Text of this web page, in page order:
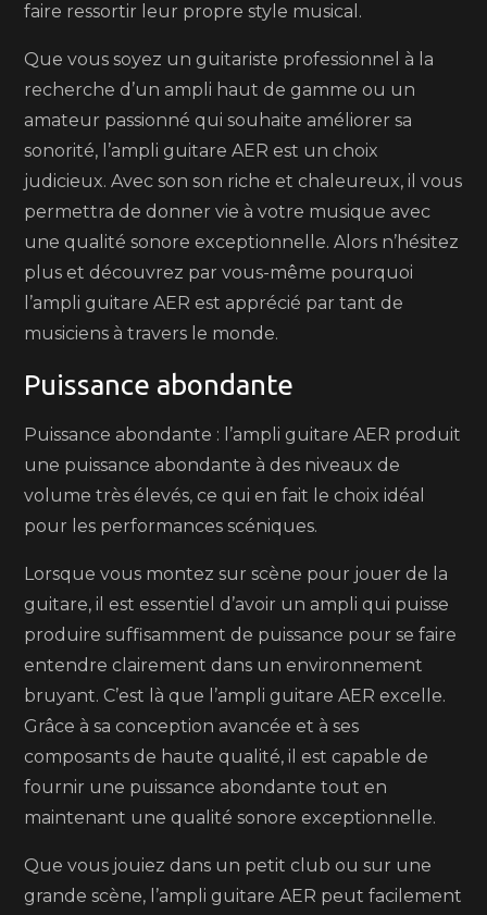
faire ressortir leur propre style musical.
Que vous soyez un guitariste professionnel à la
recherche d’un ampli haut de gamme ou un
amateur passionné qui souhaite améliorer sa
sonorité, l’ampli guitare AER est un choix
judicieux. Avec son son riche et chaleureux, il vous
permettra de donner vie à votre musique avec
une qualité sonore exceptionnelle. Alors n’hésitez
plus et découvrez par vous-même pourquoi
l’ampli guitare AER est apprécié par tant de
musiciens à travers le monde.
Puissance abondante
Puissance abondante : l’ampli guitare AER produit
une puissance abondante à des niveaux de
volume très élevés, ce qui en fait le choix idéal
pour les performances scéniques.
Lorsque vous montez sur scène pour jouer de la
guitare, il est essentiel d’avoir un ampli qui puisse
produire suffisamment de puissance pour se faire
entendre clairement dans un environnement
bruyant. C’est là que l’ampli guitare AER excelle.
Grâce à sa conception avancée et à ses
composants de haute qualité, il est capable de
fournir une puissance abondante tout en
maintenant une qualité sonore exceptionnelle.
Que vous jouiez dans un petit club ou sur une
grande scène, l’ampli guitare AER peut facilement